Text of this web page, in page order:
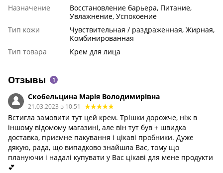
Назначение
Восстановление барьера, Питание,
Увлажнение, Успокоение
Тип кожи
Чувствительная / раздраженная, Жирная,
Комбинированная
Тип товара
Крем для лица
Отзывы 1
Скобельцина Марія Володимирівна
21.03.2023 в 10:51
Встигла замовити тут цей крем. Трішки дорожче, ніж в
іншому відомому магазині, але він тут був + швидка
доставка, приємне пакування і цікаві пробники. Дуже
дякую, рада, що випадково знайшла Вас, тому що
плануючи і надалі купувати у Вас цікаві для мене продукти
💕